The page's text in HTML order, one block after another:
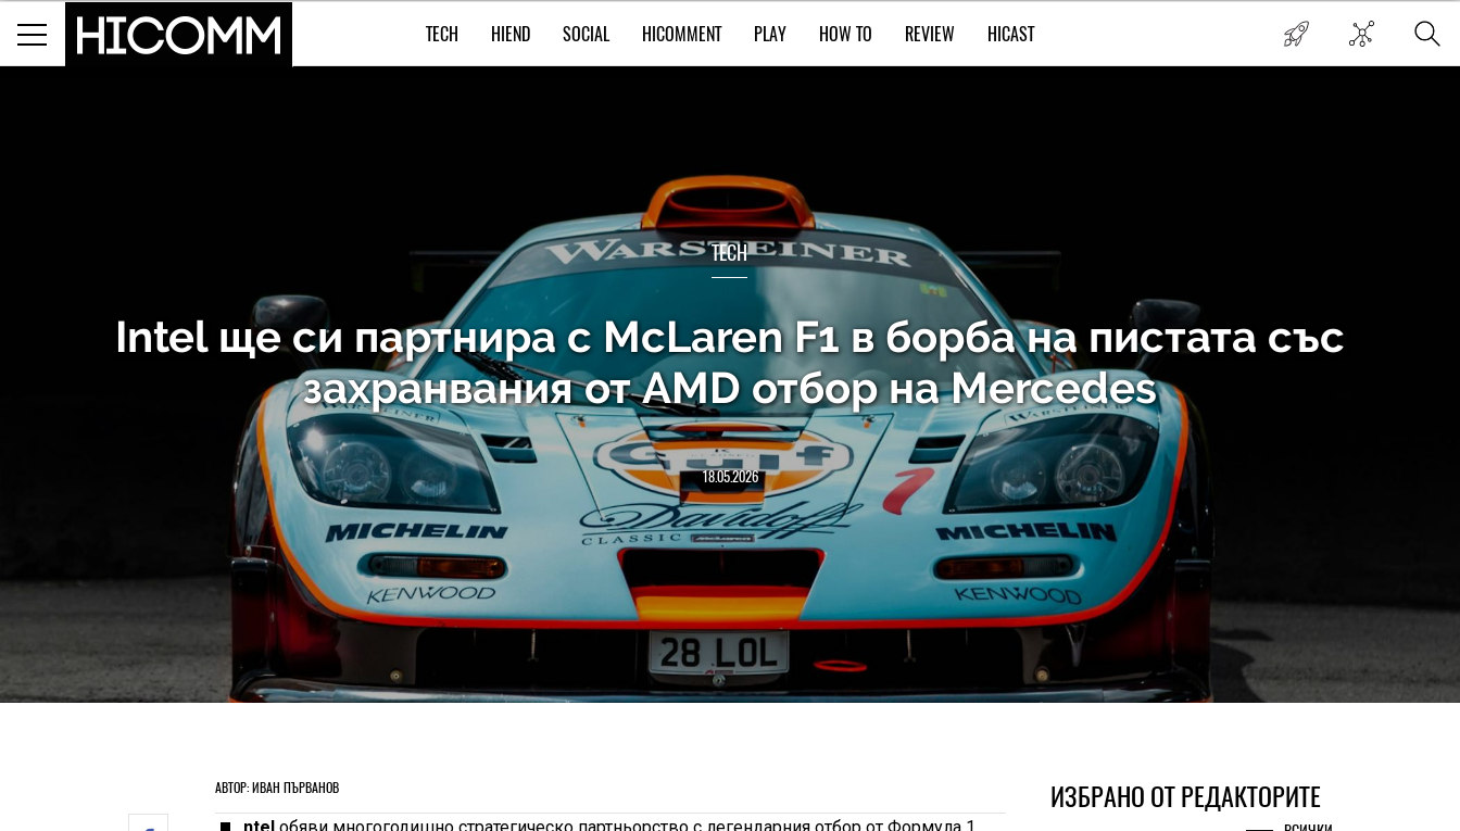
TECH HIEND SOCIAL HICOMMENT PLAY HOW TO REVIEW HICAST
TECH
Intel ще си партнира с McLaren F1 в борба на пистата със
захранвания от AMD отбор на Mercedes
18.05.2026
АВТОР: ИВАН ПЪРВАНОВ ИЗБРАНО ОТ РЕДАКТОРИТЕ